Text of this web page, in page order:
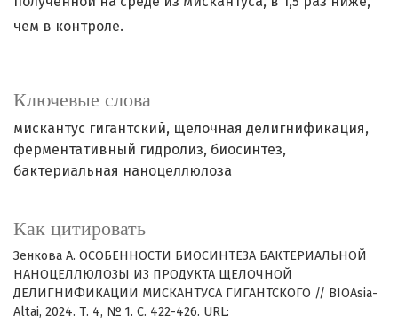
Ключевые слова
мискантус гигантский щелочная делигнификация
ферментативный гидролиз биосинтез
бактериальная наноцеллюлоза
Как цитировать
Зенкова А. ОСОБЕННОСТИ БИОСИНТЕЗА БАКТЕРИАЛЬНОЙ
НАНОЦЕЛЛЮЛОЗЫ ИЗ ПРОДУКТА ЩЕЛОЧНОЙ
ДЕЛИГНИФИКАЦИИ МИСКАНТУСА ГИГАНТСКОГО // BIOAsia-
Altai, 2024. Т. 4, № 1. С. 422-426. URL:
чем в контроле.